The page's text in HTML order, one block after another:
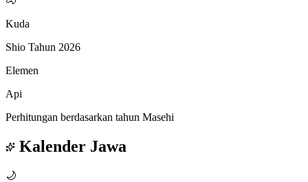
Kuda
Shio Tahun 2026
Elemen
Api
Perhitungan berdasarkan tahun Masehi
Kalender Jawa
🌙